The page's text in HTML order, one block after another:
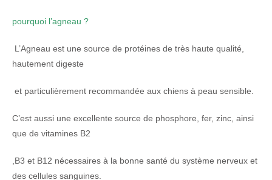
pourquoi l’agneau ?
L’Agneau est une source de protéines de très haute qualité,
hautement digeste
et particulièrement recommandée aux chiens à peau sensible.
C’est aussi une excellente source de phosphore, fer, zinc, ainsi
que de vitamines B2
,B3 et B12 nécessaires à la bonne santé du système nerveux et
des cellules sanguines.